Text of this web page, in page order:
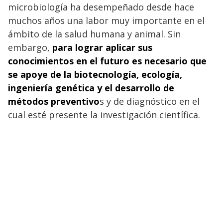
microbiología ha desempeñado desde hace
muchos años una labor muy importante en el
ámbito de la salud humana y animal. Sin
embargo, para lograr aplicar sus
conocimientos en el futuro es necesario que
se apoye de la biotecnología, ecología,
ingeniería genética y el desarrollo de
métodos preventivos y de diagnóstico en el
cual esté presente la investigación científica.